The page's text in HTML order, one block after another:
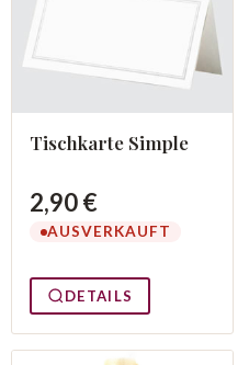
Tischkarte Simple
2,90 €
AUSVERKAUFT
DETAILS